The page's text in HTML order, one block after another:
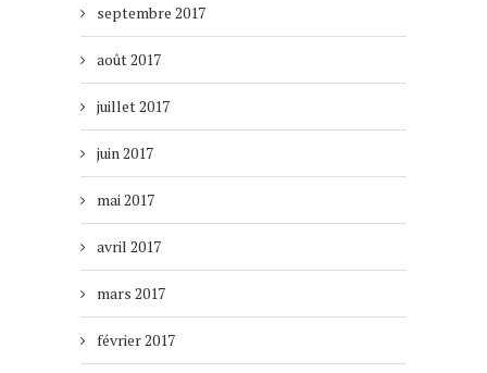
septembre 2017
août 2017
juillet 2017
juin 2017
mai 2017
avril 2017
mars 2017
février 2017